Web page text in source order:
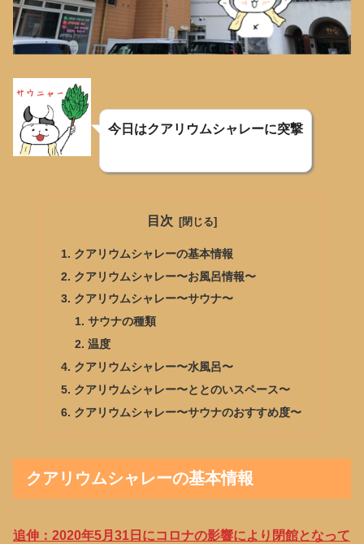
今日はクアリウムシャレーに突撃
目次
クアリウムシャレーの基本情報
クアリウムシャレー〜お風呂情報〜
クアリウムシャレー〜サウナ〜
サウナの種類
温度
クアリウムシャレー〜水風呂〜
クアリウムシャレー〜ととのいスペース〜
クアリウムシャレー〜サウナのおすすめ度〜
クアリウムシャレーの基本情報
追伸：2020年5月31日にコロナの影響により閉館となって